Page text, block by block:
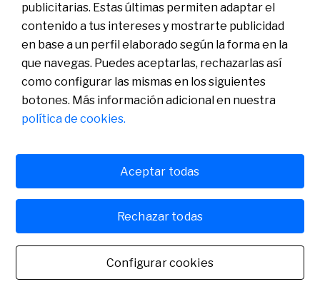
Conócenos
Sala de Prensa
Actualidad
Nos entendemos
Plan de Pensiones de Empleo de Banco Sabadell
Banco de Sabadell, S.A., Plaça de Sant Roc, núm. 20, 08201 Sabadell, inscrito en el
Registro Mercantil de Barcelona, tomo/I.R.U.S. 1000152932861, folio 873, hoja B-1561,
NIF A08000143. Entidad de crédito sujeta a la supervisión del Banco de España e inscrita
en el Registro administrativo especial con el número 0081. Para cualquier consulta puedes
contactar con nosotros. Banco de Sabadell, S.A., 2022. Todos los derechos reservados.
publicitarias. Estas últimas permiten adaptar el
contenido a tus intereses y mostrarte publicidad
en base a un perfil elaborado según la forma en la
que navegas. Puedes aceptarlas, rechazarlas así
como configurar las mismas en los siguientes
botones. Más información adicional en nuestra
política de cookies.
Configurar cookies
Rechazar todas
Aceptar todas